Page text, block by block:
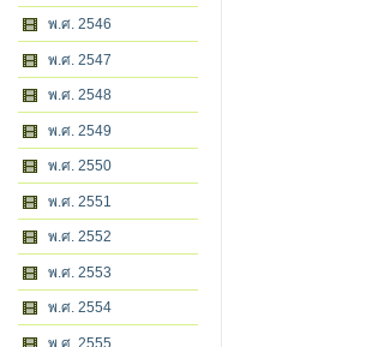
พ.ศ. 2546
พ.ศ. 2547
พ.ศ. 2548
พ.ศ. 2549
พ.ศ. 2550
พ.ศ. 2551
พ.ศ. 2552
พ.ศ. 2553
พ.ศ. 2554
พ.ศ. 2555